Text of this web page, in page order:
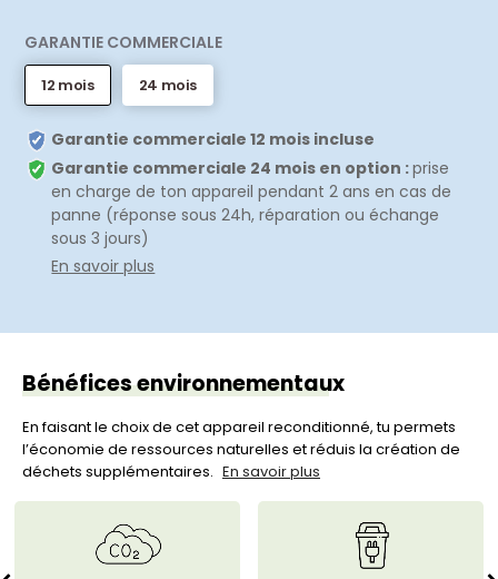
GARANTIE COMMERCIALE
12 mois 24 mois
Garantie commerciale 12 mois incluse
Garantie commerciale 24 mois en option :prise
en charge de ton appareil pendant 2 ans en cas de
panne (réponse sous 24h, réparation ou échange
sous 3 jours)
En savoir plus
Bénéfices environnementaux
En faisant le choix de cet appareil reconditionné, tu permets
l’économie de ressources naturelles et réduis la création de
déchets supplémentaires. En savoir plus